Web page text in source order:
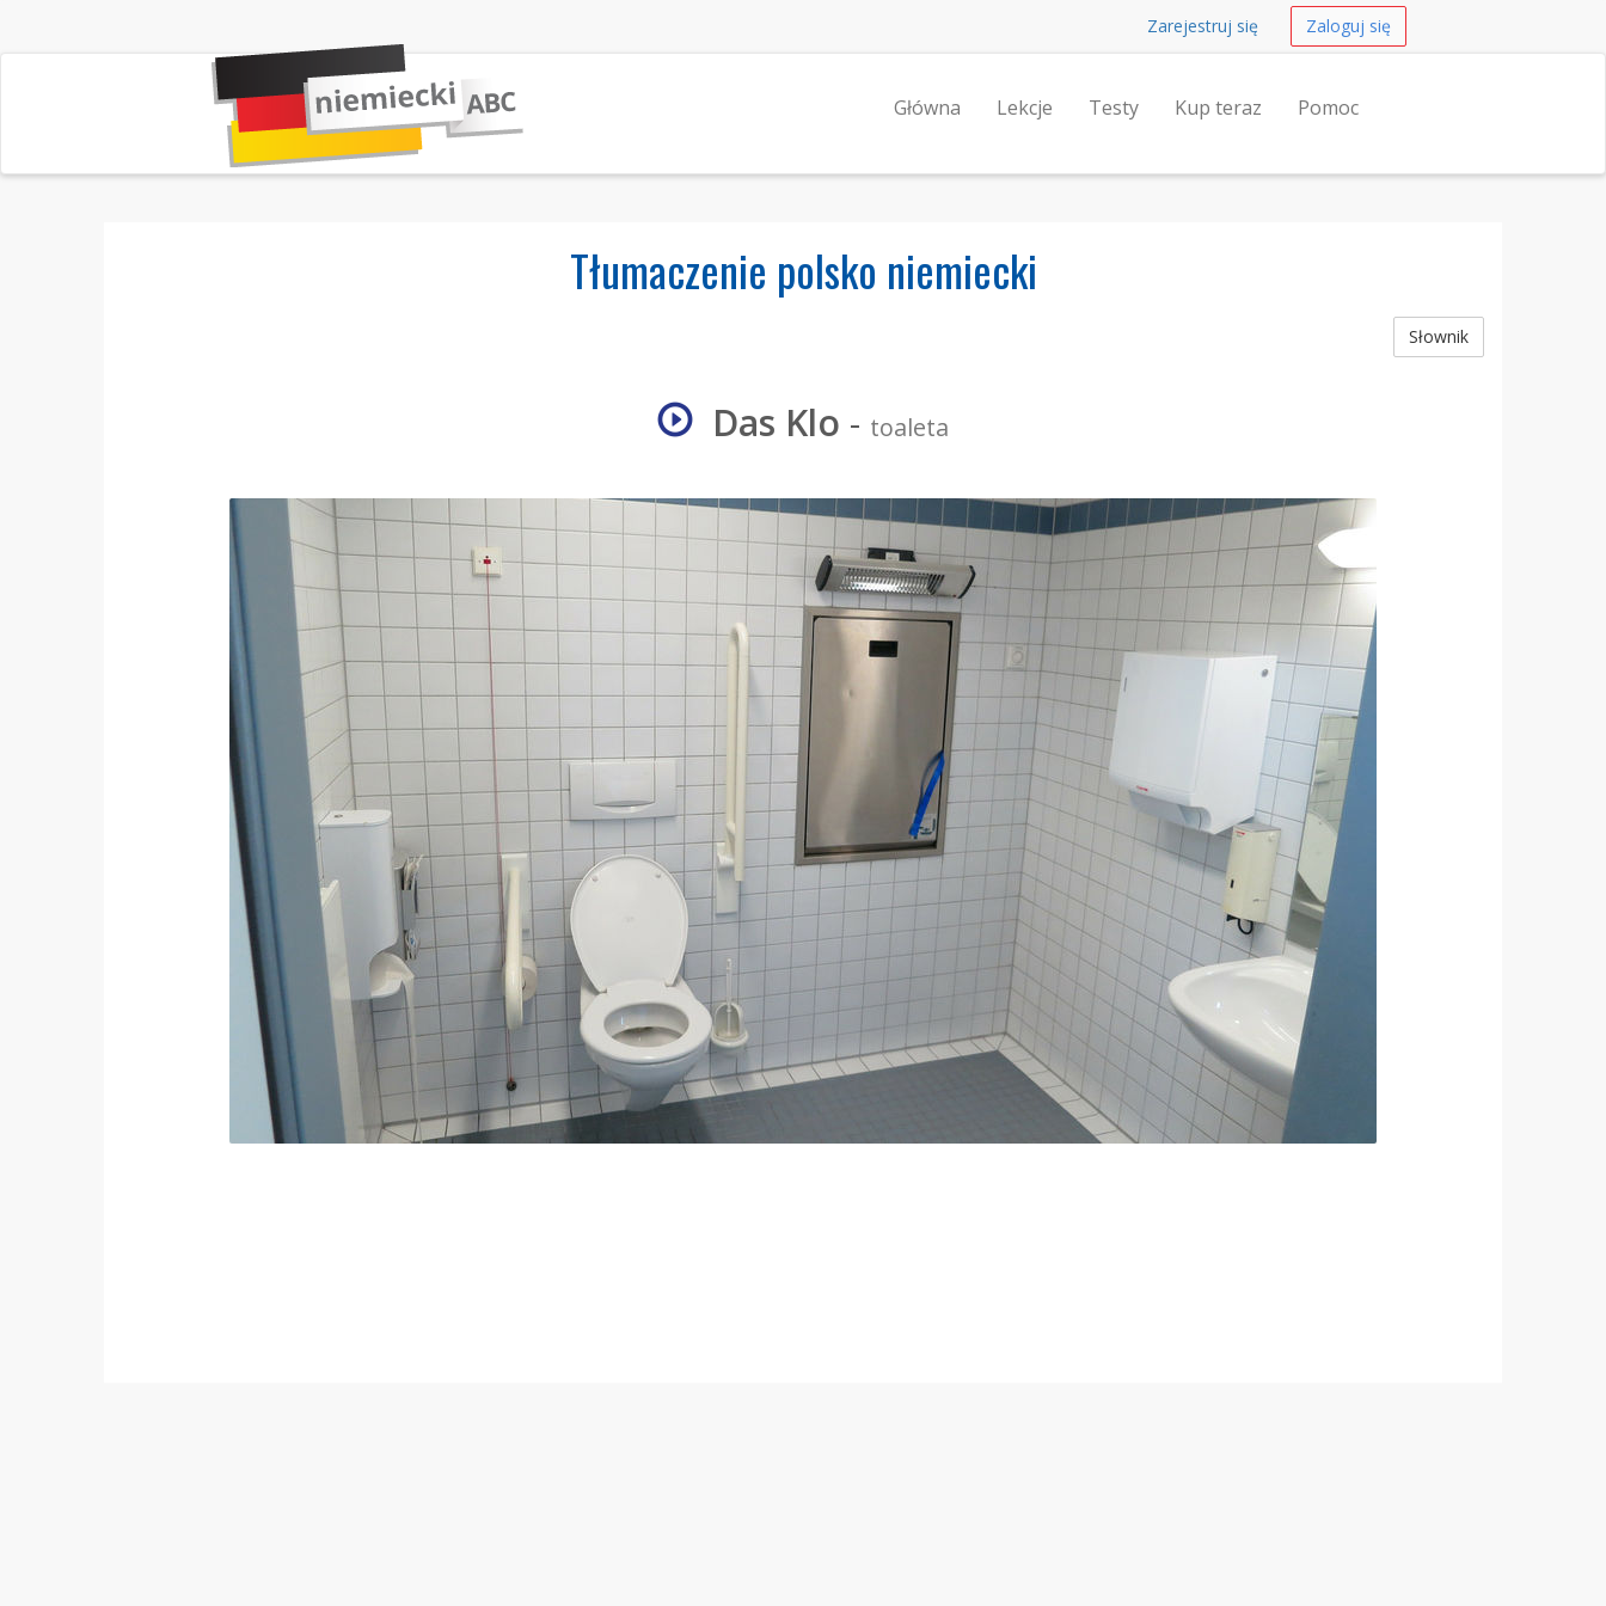
Zarejestruj się Zaloguj się
Główna Lekcje Testy Kup teraz Pomoc
Tłumaczenie polsko niemiecki
Słownik
Das Klo - toaleta